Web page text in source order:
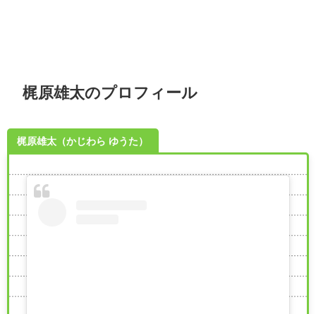
梶原雄太のプロフィール
梶原雄太（かじわら ゆうた）